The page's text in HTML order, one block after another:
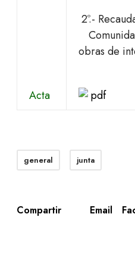
2º.-
obras de
Acta
general junta
Compartir Email